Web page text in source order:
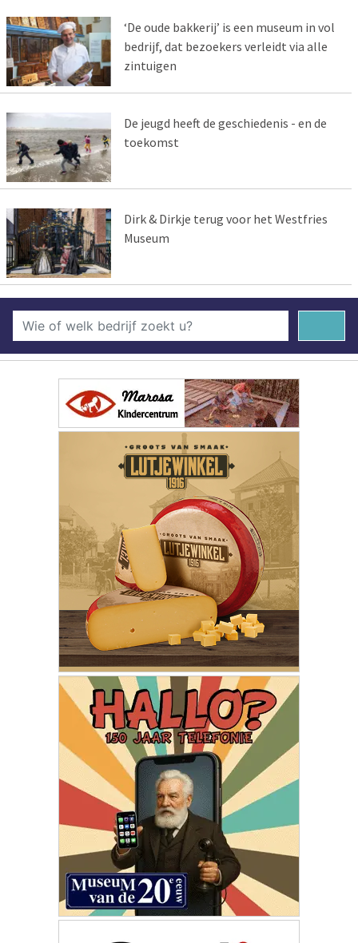
‘De oude bakkerij’ is een museum in vol
bedrijf, dat bezoekers verleidt via alle
zintuigen
De jeugd heeft de geschiedenis - en de
toekomst
Dirk & Dirkje terug voor het Westfries
Museum